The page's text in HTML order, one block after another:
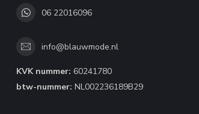
06 22016096
info@blauwmode.nl
KVK nummer: 60241780
btw-nummer: NL002236189B29